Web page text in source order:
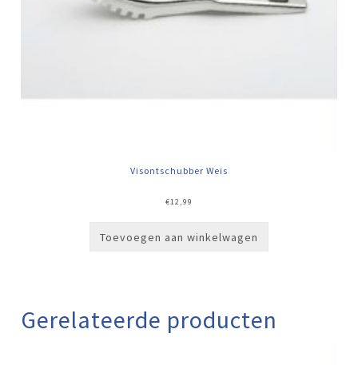
Visontschubber Weis
€12,99
Toevoegen aan winkelwagen
Gerelateerde producten